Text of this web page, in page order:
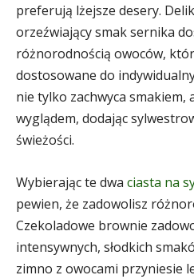
preferują lżejsze desery.
orzeźwiający smak sernika
różnorodnością owoców,
dostosowane do
nie tylko zachwyca
wyglądem, dodając
świeżości.
Wybierając te dwa ciasta na
pewien, że zadowolisz
Czekoladowe brownie
intensywnych, słodkich
zimno z owocami przyniesie